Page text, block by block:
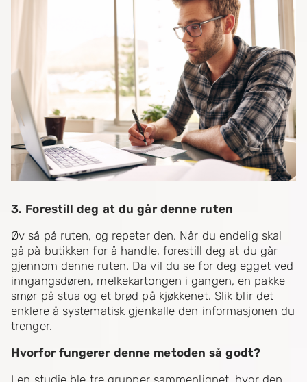
3. Forestill deg at du går denne ruten
Øv så på ruten, og repeter den. Når du endelig skal
gå på butikken for å handle, forestill deg at du går
gjennom denne ruten. Da vil du se for deg egget ved
inngangsdøren, melkekartongen i gangen, en pakke
smør på stua og et brød på kjøkkenet. Slik blir det
enklere å systematisk gjenkalle den informasjonen du
trenger.
Hvorfor fungerer denne metoden så godt?